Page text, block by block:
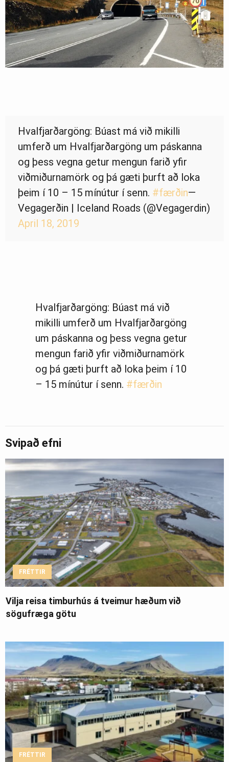
Hvalfjarðargöng: Búast má við mikilli
umferð um Hvalfjarðargöng um páskanna
og þess vegna getur mengun farið yfir
viðmiðurnamörk og þá gæti þurft að loka
þeim í 10 – 15 mínútur í senn. #færðin—
Vegagerðin | Iceland Roads (@Vegagerdin)
April 18, 2019
Hvalfjarðargöng: Búast má við
mikilli umferð um Hvalfjarðargöng
um páskanna og þess vegna getur
mengun farið yfir viðmiðurnamörk
og þá gæti þurft að loka þeim í 10
– 15 mínútur í senn. #færðin
Svipað efni
FRÉTTIR
Vilja reisa timburhús á tveimur hæðum við
sögufræga götu
FRÉTTIR